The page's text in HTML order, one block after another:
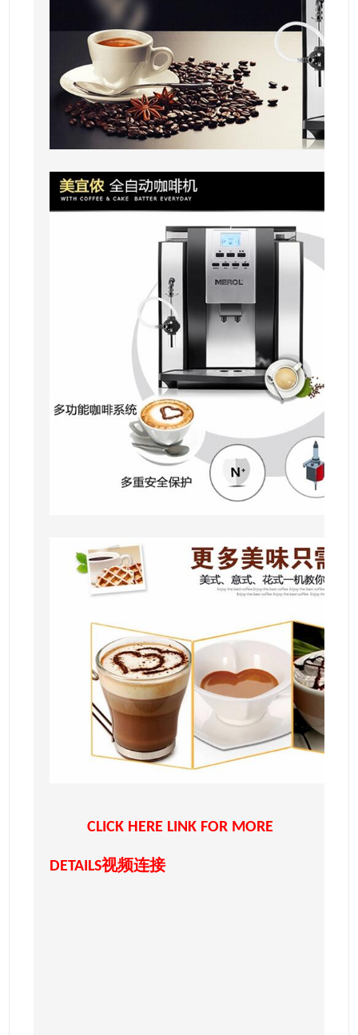
CLICK HERE LINK FOR MORE
DETAILS视频连接